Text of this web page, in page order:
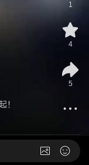
！
1
4
5